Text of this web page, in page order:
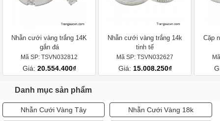
Nhẫn cưới vàng trắng 14K
gắn đá
Mã SP: TSVN032812
Giá: 20.554.400₫
Nhẫn cưới vàng trắng 14k
tinh tế
Mã SP: TSVN032627
Giá: 15.008.250₫
Cặp
Danh mục sản phẩm
Nhẫn Cưới Vàng Tây Nhẫn Cưới Vàng 18k